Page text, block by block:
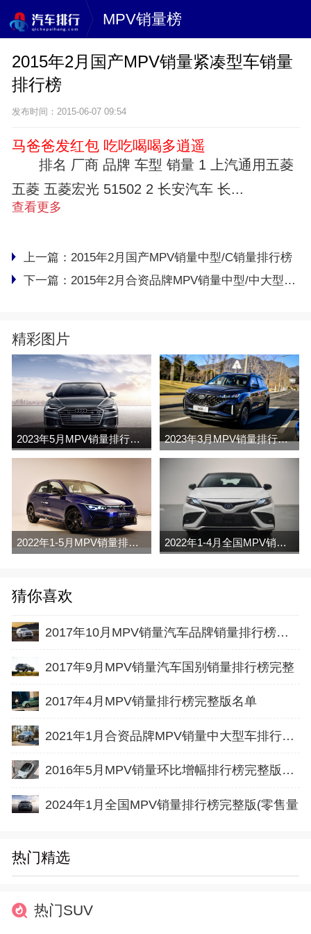
MPV销量榜
2015年2月国产MPV销量紧凑型车销量
排行榜
发布时间：2015-06-07 09:54
马爸爸发红包 吃吃喝喝多逍遥
排名 厂商 品牌 车型 销量 1 上汽通用五菱
五菱 五菱宏光 51502 2 长安汽车 长...
查看更多
上一篇： 2015年2月国产MPV销量中型/C销量排行榜
下一篇： 2015年2月合资品牌MPV销量中型/中大型车销量排行榜
精彩图片
2023年5月MPV销量排行榜完整版名单 2023年3月MPV销量排行榜完整版名单
2022年1-5月MPV销量排行榜 2022年1-4月全国MPV销量排行榜完整版
猜你喜欢
2017年10月MPV销量汽车品牌销量排行榜完整版名单
2017年9月MPV销量汽车国别销量排行榜完整
2017年4月MPV销量排行榜完整版名单
2021年1月合资品牌MPV销量中大型车排行榜完整版名单
2016年5月MPV销量环比增幅排行榜完整版名单
2024年1月全国MPV销量排行榜完整版(零售量
热门精选
热门SUV